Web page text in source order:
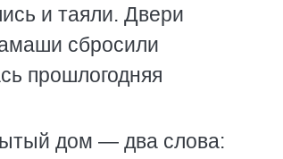
и таяли. Двери
сбросили
прошлогодняя
дом — два слова: